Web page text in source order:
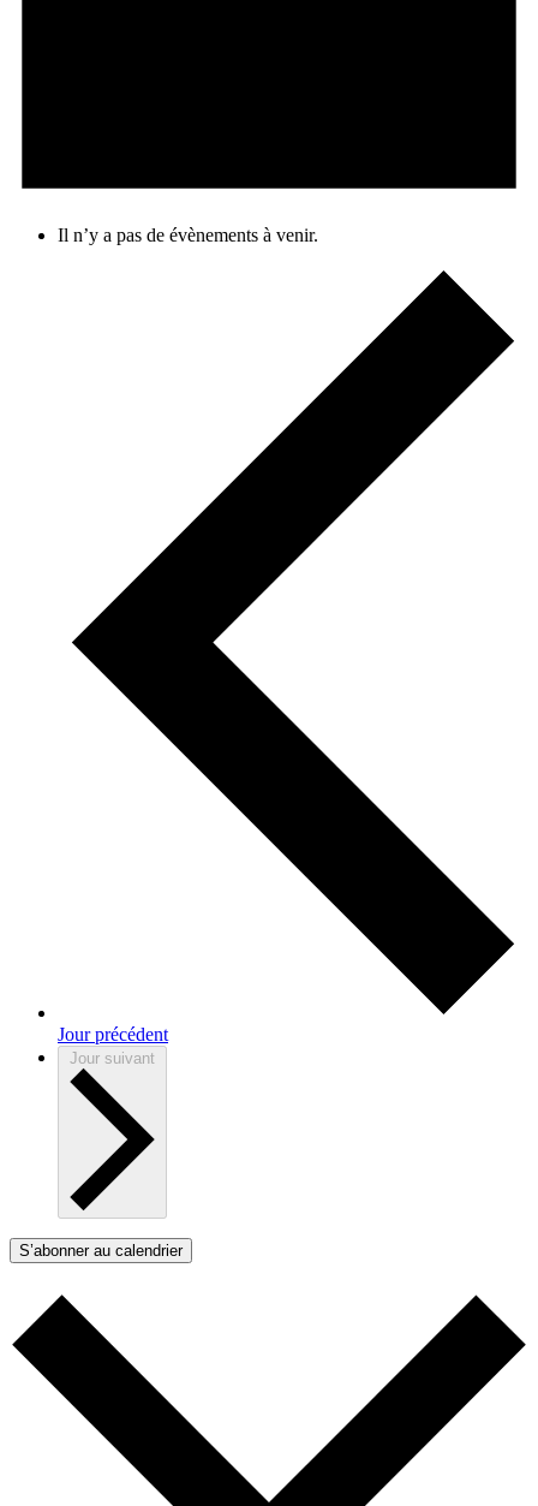
Il n’y a pas de évènements à venir.
Jour précédent
Jour suivant
S’abonner au calendrier